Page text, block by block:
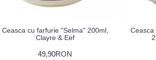
Ceasca cu farfurie "Selma" 200ml,
Clayre & Eef
49,90RON
Ceasca